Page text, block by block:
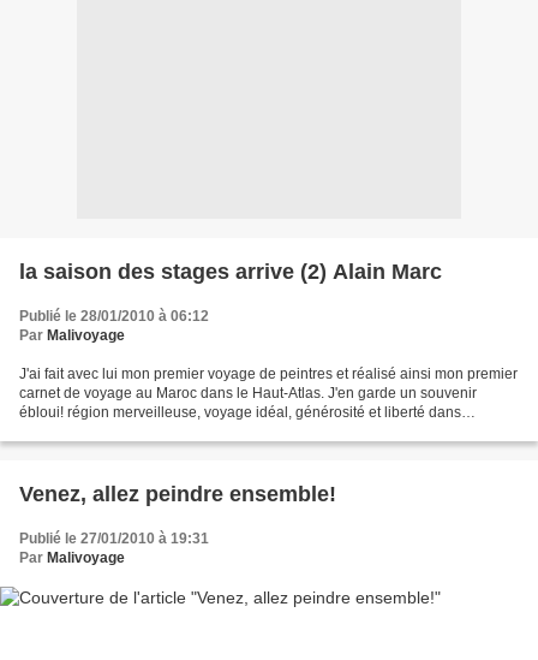
la saison des stages arrive (2) Alain Marc
Publié le 28/01/2010 à 06:12
Par Malivoyage
J'ai fait avec lui mon premier voyage de peintres et réalisé ainsi mon premier
carnet de voyage au Maroc dans le Haut-Atlas. J'en garde un souvenir
ébloui! région merveilleuse, voyage idéal, générosité et liberté dans
Venez, allez peindre ensemble!
Publié le 27/01/2010 à 19:31
Par Malivoyage